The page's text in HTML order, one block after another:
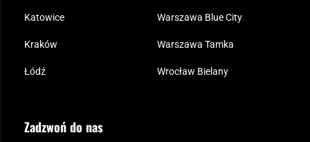
Katowice
Kraków
Łódź
Warszawa Blue City
Warszawa Tamka
Wrocław Bielany
Zadzwoń do nas